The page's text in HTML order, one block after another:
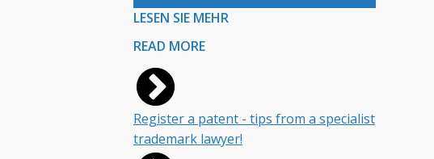
LESEN SIE MEHR
READ MORE
Register a patent - tips from a specialist
trademark lawyer!